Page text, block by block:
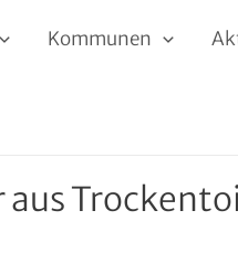
Kommunen
aus